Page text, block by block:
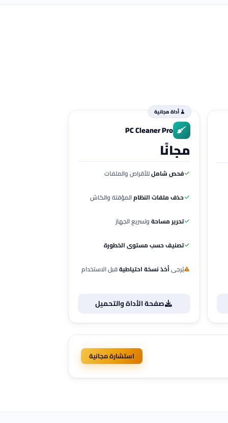
🧹 أداة مجانية
PC Cleaner Pro
مجانًا
فحص شاملللأقراص والملفات
حذف ملفات النظامالمؤقتة والكاش
تحرير مساحةوتسريع الجهاز
تصنيف حسب مستوى الخطورة
يُرجىأخذ نسخة احتياطيةقبل الاستخدام
صفحة الأداة والتحميل
استشارة مجانية